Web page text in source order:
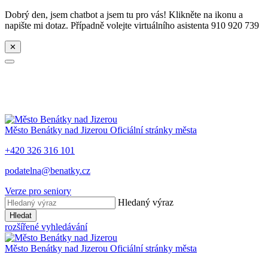
Dobrý den, jsem chatbot a jsem tu pro vás! Klikněte na ikonu a
napište mi dotaz. Případně volejte virtuálního asistenta 910 920 739
✕
Město Benátky nad Jizerou Oficiální stránky města
+420 326 316 101
podatelna@benatky.cz
Verze pro seniory
Hledaný výraz
Hledat
rozšířené vyhledávání
Město Benátky nad Jizerou Oficiální stránky města